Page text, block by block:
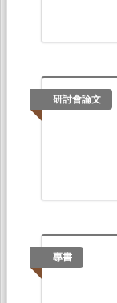
研討會論文
專書